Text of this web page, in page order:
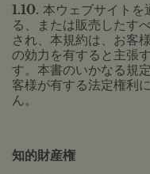
1.10. 本ウェブサイトを
る、または販売したす
され、本規約は、お客
の効力を有すると主張
す。本書のいかなる規
客様が有する法定権利
ん。
知的財産権